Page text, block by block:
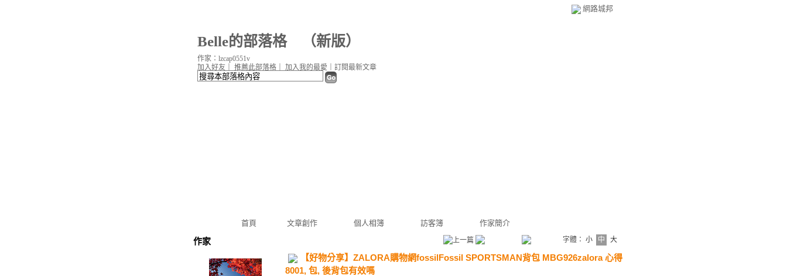
網路城邦
Belle的部落格（新版）
首頁 文章創作 個人相簿 訪客簿 作家簡介
加入好友 推薦此部落格 加入我的最愛 訂閱最新文章
作家：lzcap0551v
作家 字體： 小 中 大
【好物分享】ZALORA購物網fossilFossil SPORTSMAN背包 MBG926zalora 心得
8001, 包, 後背包有效嗎